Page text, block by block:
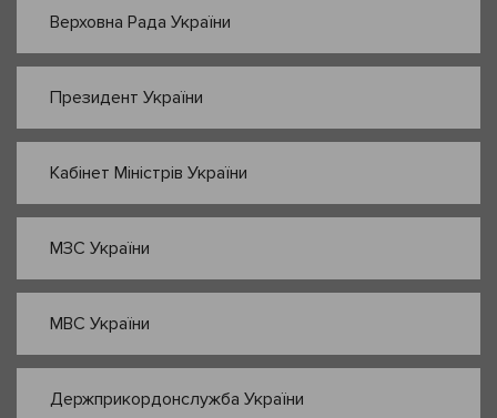
Верховна Рада України
Президент України
Кабінет Міністрів України
МЗС України
МВС України
Держприкордонслужба України